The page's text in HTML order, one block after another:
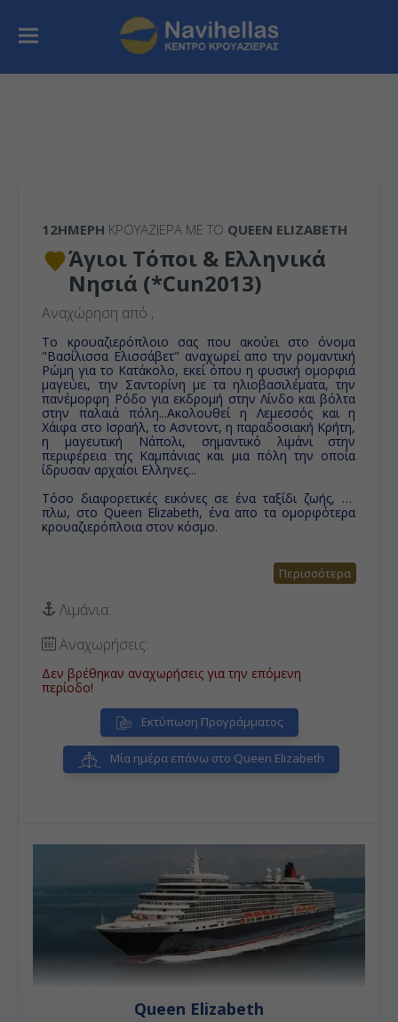
12ΉΜΕΡΗ ΚΡΟΥΑΖΙΕΡΑ ΜΕ ΤΟ QUEEN ELIZABETH
Άγιοι Τόποι & Ελληνικά
Νησιά (*Cun2013)
Αναχώρηση από ,
Το κρουαζιερόπλοιο σας που ακούει στο όνομα
"Βασίλισσα Ελισσάβετ" αναχωρεί απο την ρομαντική
Ρώμη για το Κατάκολο, εκεί όπου η φυσική ομορφιά
μαγεύει, την Σαντορίνη με τα ηλιοβασιλέματα, την
πανέμορφη Ρόδο για εκδρομή στην Λίνδο και βόλτα
στην παλαιά πόλη...Ακολουθεί η Λεμεσσός και η
Χάιφα στο Ισραήλ, το Ασντοντ, η παραδοσιακή Κρήτη,
η μαγευτική Νάπολι, σημαντικό λιμάνι στην
περιφέρεια της Καμπάνιας και μια πόλη την οποία
ίδρυσαν αρχαίοι Ελληνες...
Τόσο διαφορετικές εικόνες σε ένα ταξίδι ζωής, εν
πλω, στο Queen Elizabeth, ένα απο τα ομορφότερα
κρουαζιερόπλοια στον κόσμο.
Περισσότερα
Λιμάνια:
Αναχωρήσεις:
Δεν βρέθηκαν αναχωρήσεις για την επόμενη
περίοδο!
Εκτύπωση Προγράμματος
Μία ημέρα επάνω στο Queen Elizabeth
Queen Elizabeth